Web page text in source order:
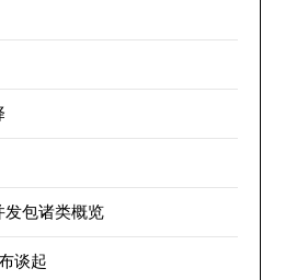
包诸类概览
谈起